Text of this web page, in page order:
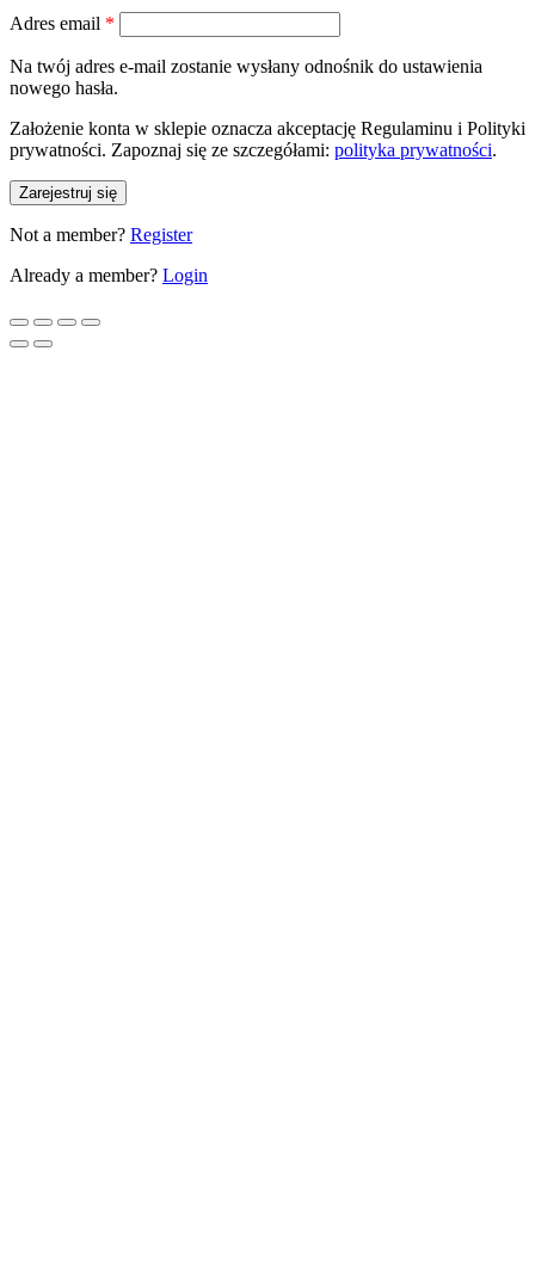
Adres email *
Na twój adres e-mail zostanie wysłany odnośnik do ustawienia
nowego hasła.
Założenie konta w sklepie oznacza akceptację Regulaminu i Polityki
prywatności. Zapoznaj się ze szczegółami: polityka prywatności.
Zarejestruj się
Not a member? Register
Already a member? Login